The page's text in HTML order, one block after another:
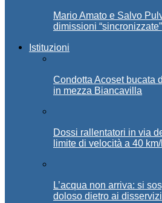
Mario Amato e Salvo
dimissioni “sincronizzate”
Istituzioni
Condotta Acoset bucata
in mezza Biancavilla
Dossi rallentatori in via
limite di velocità a 40
L’acqua non arriva: si
doloso dietro ai disservizi